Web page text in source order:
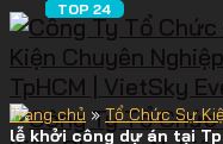
Trang chủ » Tổ Chức Sự
lễ khởi công dự án tại